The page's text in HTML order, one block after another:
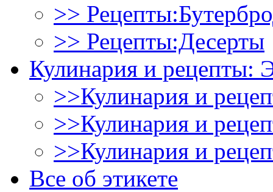
>>
>> Рецепты:Десерты
Кулинария и рецепты:
>>Кулинария и
>>Кулинария и
>>Кулинария и
Все об этикете